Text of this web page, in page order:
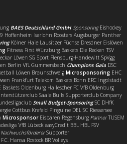
BAES Deutschland GmbH SponsoringEishockey
Hoffenheim Iserlohn Roosters Augsburger Panther
Kölner Haie Lausitzer Füchse Dresdner Eislöwen
Fitness First Würzburg Baskets Die Recken TSV
Löwen SG Sport Flensburg-Handewitt SpVgg
Berlin VfL Gummersbach Champions GalaDSC
Löwen Braunschweig Microsponsoring EHC
Frankfurt Telekom Baskets Bonn ERC Ingolstadt
Baskets Oldenburg Hallescher FC VfB Oldenburg
Saale Bulls Supporterclub Company
Small Budget-SponsoringSC DHfK
Cottbus Krefeld Pinguine DEL SC Riessersee
MicrosponsorEisbären Regensburg PartnerTUSEM
VfB Lübeck easyCredit BBL HBL FSV
NachwuchsfördererSupporter
F.C. Hansa Rostock BR Volleys